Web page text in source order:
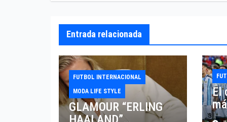
Entrada relacionada
FUTBOL INTERNACIONAL
MODA LIFE STYLE
GLAMOUR “ERLING
El
al